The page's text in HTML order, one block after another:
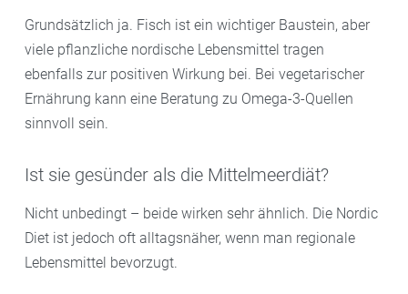
Grundsätzlich ja. Fisch ist ein wichtiger Baustein, aber
viele pflanzliche nordische Lebensmittel tragen
ebenfalls zur positiven Wirkung bei. Bei vegetarischer
Ernährung kann eine Beratung zu Omega-3-Quellen
sinnvoll sein.
Ist sie gesünder als die Mittelmeerdiät?
Nicht unbedingt – beide wirken sehr ähnlich. Die Nordic
Diet ist jedoch oft alltagsnäher, wenn man regionale
Lebensmittel bevorzugt.